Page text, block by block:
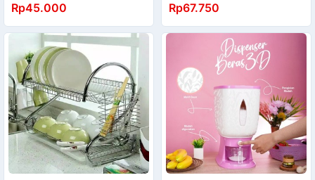
Rp45.000
SERBAGUNA PORTABLE TRI
J
Rp67.750